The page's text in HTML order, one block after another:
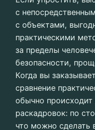
с
с объектами,
практическими
за пределы
безопасности,
Когда вы
сравнение
обычно
раскадровок: по
что можно сделать